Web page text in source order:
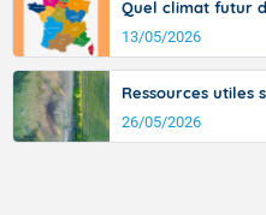
Quel climat futur
13/05/2026
Ressources utiles
26/05/2026